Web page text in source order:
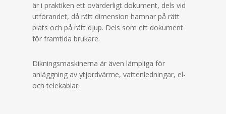
är i praktiken ett ovärderligt dokument, dels vid
utförandet, då rätt dimension hamnar på rätt
plats och på rätt djup. Dels som ett dokument
för framtida brukare.
Dikningsmaskinerna är även lämpliga för
anläggning av ytjordvärme, vattenledningar, el-
och telekablar.